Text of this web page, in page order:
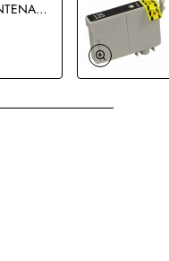
BOITE DE MAINTENANCE EPSON T3661 COMPATIBLE